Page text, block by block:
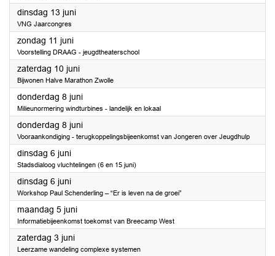
dinsdag 13 juni2023
VNG Jaarcongres
zondag 11 juni2023
Voorstelling DRAAG - jeugdtheaterschool
zaterdag 10 juni2023
Bijwonen Halve Marathon Zwolle
donderdag 8 juni2023
Milieunormering windturbines - landelijk en lokaal
donderdag 8 juni2023
Vooraankondiging - terugkoppelingsbijeenkomst van Jongeren over Jeugdhulp
dinsdag 6 juni2023
Stadsdialoog vluchtelingen (6 en 15 juni)
dinsdag 6 juni2023
Workshop Paul Schenderling – “Er is leven na de groei”
maandag 5 juni2023
Informatiebijeenkomst toekomst van Breecamp West
zaterdag 3 juni2023
Leerzame wandeling complexe systemen